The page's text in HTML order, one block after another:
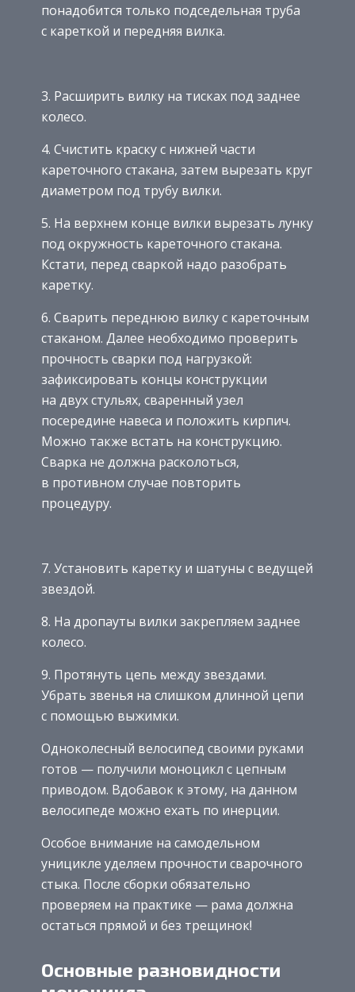
понадобится только подседельная труба
с кареткой и передняя вилка.
3. Расширить вилку на тисках под заднее
колесо.
4. Счистить краску с нижней части
кареточного стакана, затем вырезать круг
диаметром под трубу вилки.
5. На верхнем конце вилки вырезать лунку
под окружность кареточного стакана.
Кстати, перед сваркой надо разобрать
каретку.
6. Сварить переднюю вилку с кареточным
стаканом. Далее необходимо проверить
прочность сварки под нагрузкой:
зафиксировать концы конструкции
на двух стульях, сваренный узел
посередине навеса и положить кирпич.
Можно также встать на конструкцию.
Сварка не должна расколоться,
в противном случае повторить
процедуру.
7. Установить каретку и шатуны с ведущей
звездой.
8. На дропауты вилки закрепляем заднее
колесо.
9. Протянуть цепь между звездами.
Убрать звенья на слишком длинной цепи
с помощью выжимки.
Одноколесный велосипед своими руками
готов — получили моноцикл с цепным
приводом. Вдобавок к этому, на данном
велосипеде можно ехать по инерции.
Особое внимание на самодельном
уницикле уделяем прочности сварочного
стыка. После сборки обязательно
проверяем на практике — рама должна
остаться прямой и без трещинок!
Основные разновидности